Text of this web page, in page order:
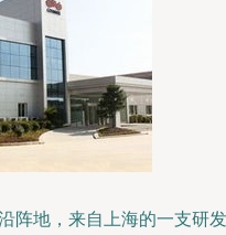
阵地，来自上海的一支研发